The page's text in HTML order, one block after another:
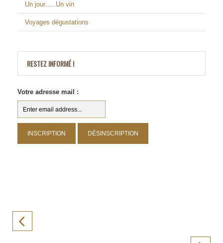
Un jour…..Un vin
Voyages dégustations
RESTEZ INFORMÉ !
Votre adresse mail :